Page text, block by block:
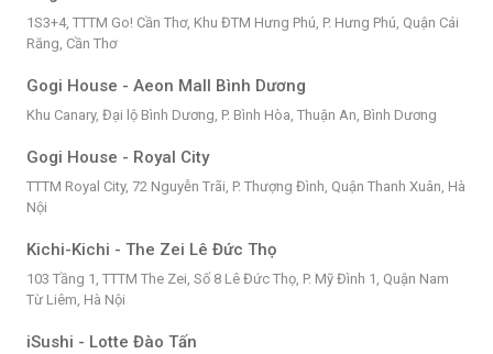
1S3+4, TTTM Go! Cần Thơ, Khu ĐTM Hưng Phú, P. Hưng Phú, Quận Cái
Răng, Cần Thơ
Gogi House - Aeon Mall Bình Dương
Khu Canary, Đại lộ Bình Dương, P. Bình Hòa, Thuận An, Bình Dương
Gogi House - Royal City
TTTM Royal City, 72 Nguyễn Trãi, P. Thượng Đình, Quận Thanh Xuân, Hà
Nội
Kichi-Kichi - The Zei Lê Đức Thọ
103 Tầng 1, TTTM The Zei, Số 8 Lê Đức Thọ, P. Mỹ Đình 1, Quận Nam
Từ Liêm, Hà Nội
iSushi - Lotte Đào Tấn